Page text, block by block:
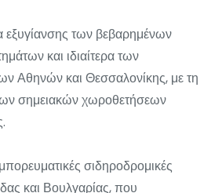
εξυγίανσης των βεβαρημένων
και ιδιαίτερα των
Αθηνών και Θεσσαλονίκης, με τη
σημειακών χωροθετήσεων
σιδηροδρομικές
και Βουλγαρίας, που